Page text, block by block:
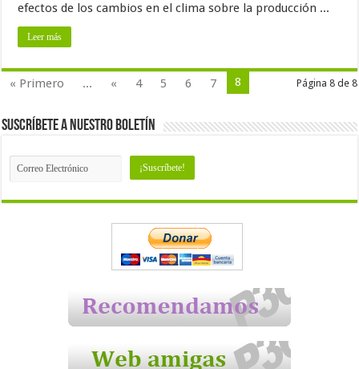
efectos de los cambios en el clima sobre la producción ...
Leer más
Página 8 de 8
« Primero ... « 4 5 6 7 8
Suscríbete a nuestro Boletín